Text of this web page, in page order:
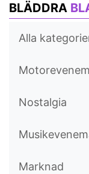
BLÄDDRA
Alla
Nostalgia
Marknad